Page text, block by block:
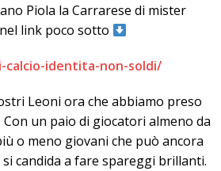
Piola la Carrarese di mister
link poco sotto
identita-non-soldi/
Leoni ora che abbiamo preso
un paio di giocatori almeno da
o meno giovani che può ancora
candida a fare spareggi brillanti.